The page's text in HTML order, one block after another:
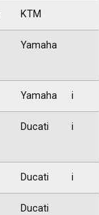
KTM
Yamaha
Yamaha i
Ducati i
Ducati i
Ducati